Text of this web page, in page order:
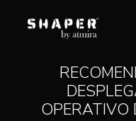
OPERATIVO